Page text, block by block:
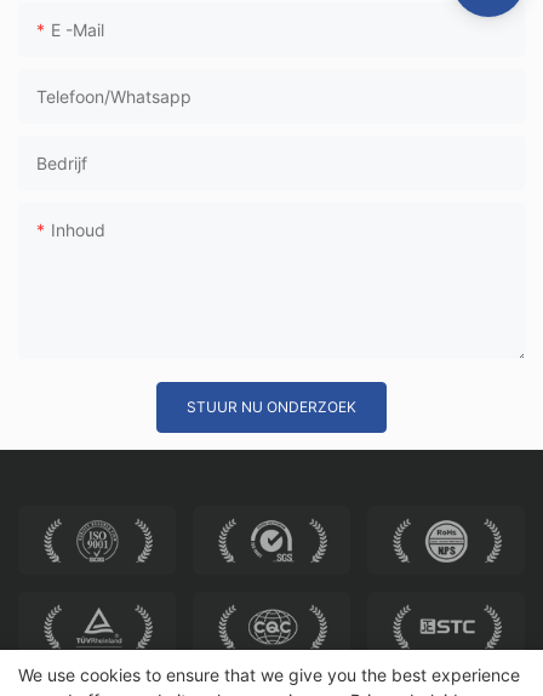
E -mail
Telefoon/whatsapp
Bedrijf
Inhoud
STUUR NU ONDERZOEK
We use cookies to ensure that we give you the best experience